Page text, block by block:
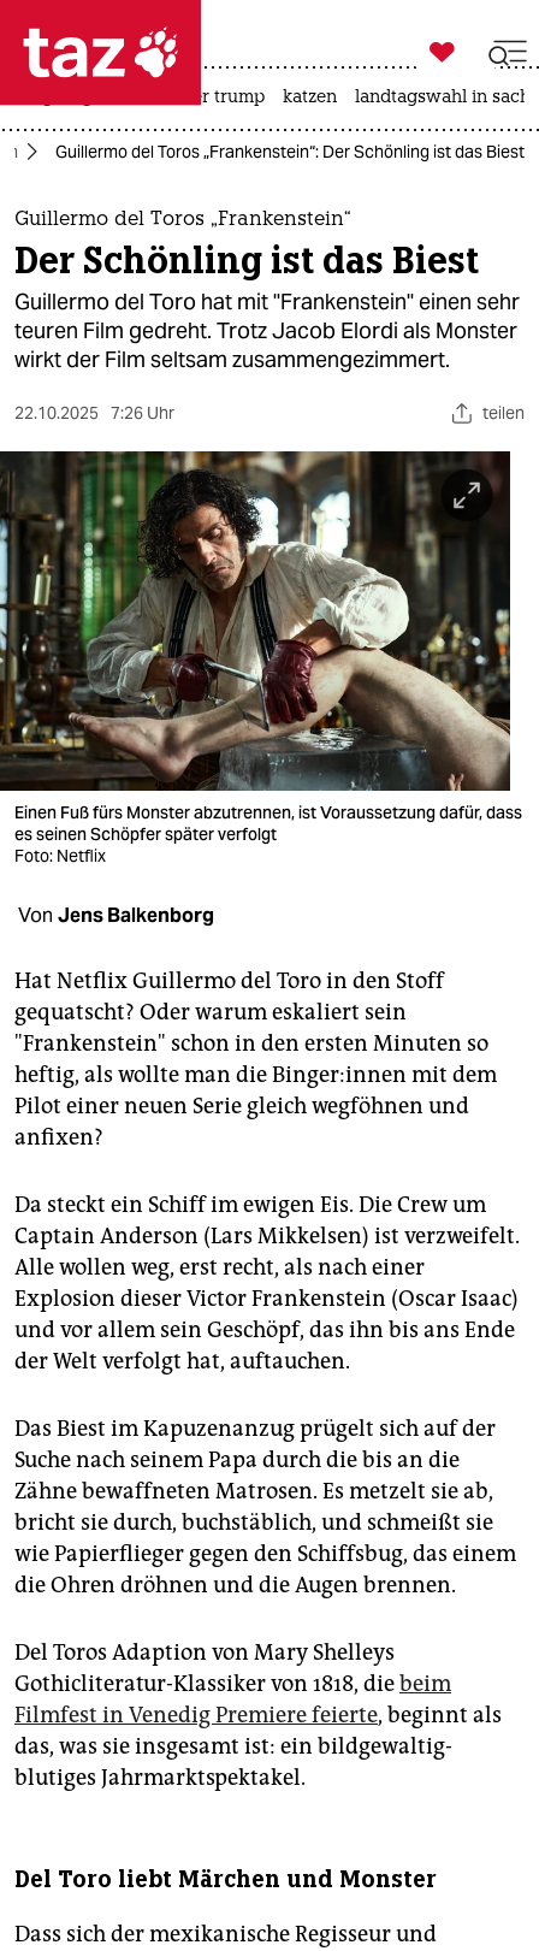
 taz zahl ich
taz zahl ich
themen
politik
öko
sport
berlin
nord
wahrheit
verlag
verlag
veranstaltungen
shop
abo
genossenschaft
epaper login

taz zahl ich
usa unter trump katzen landtagswahl in
Guillermo del Toros „Frankenstein“: Der Schönling ist das Biest
Guillermo del Toros „Frankenstein“
Der Schönling ist das Biest
Guillermo del Toro hat mit "Frankenstein" einen sehr
teuren Film gedreht. Trotz Jacob Elordi als Monster
wirkt der Film seltsam zusammengezimmert.
22.10.2025 7:26 Uhr teilen
Einen Fuß fürs Monster abzutrennen, ist Voraussetzung dafür, dass
es seinen Schöpfer später verfolgt
Foto: Netflix
Von Jens Balkenborg
Hat Netflix Guillermo del Toro in den Stoff
gequatscht? Oder warum eskaliert sein
"Frankenstein" schon in den ersten Minuten so
heftig, als wollte man die Binger:innen mit dem
Pilot einer neuen Serie gleich wegföhnen und
anfixen?
Da steckt ein Schiff im ewigen Eis. Die Crew um
Captain Anderson (Lars Mikkelsen) ist verzweifelt.
Alle wollen weg, erst recht, als nach einer
Explosion dieser Victor Frankenstein (Oscar Isaac)
und vor allem sein Geschöpf, das ihn bis ans Ende
der Welt verfolgt hat, auftauchen.
Das Biest im Kapuzenanzug prügelt sich auf der
Suche nach seinem Papa durch die bis an die
Zähne bewaffneten Matrosen. Es metzelt sie ab,
bricht sie durch, buchstäblich, und schmeißt sie
wie Papierflieger gegen den Schiffsbug, das einem
die Ohren dröhnen und die Augen brennen.
Del Toros Adaption von Mary Shelleys
Gothicliteratur-Klassiker von 1818, diebeim
Filmfest in Venedig Premiere feierte, beginnt als
das, was sie insgesamt ist: ein bildgewaltig-
blutiges Jahrmarktspektakel.
Del Toro liebt Märchen und Monster
Dass sich der mexikanische Regisseur und